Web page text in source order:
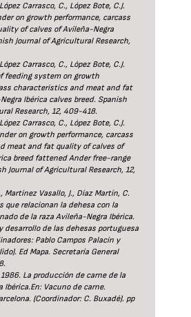
Carrasco, C., López Bote, C.J.
on growth performance, carcass
of calves of Avileña-Negra
Journal of Agricultural Research,
Carrasco, C., López Bote, C.J.
feeding system on growth
characteristics and meat and fat
Ibérica calves breed. Spanish
Research, 12, 409-418.
Carrasco, C., López Bote, C.J.
on growth performance, carcass
meat and fat quality of calves of
breed fattened Ander free-range
Journal of Agricultural Research, 12,
Martínez Vasallo, J., Díaz Martín, C.
que relacionan la dehesa con la
de la raza Avileña-Negra Ibérica.
desarrollo de las dehesas portuguesa
Pablo Campos Palacín y
Ed Mapa. Secretaría General
La producción de carne de la
Ibérica.En: Vacuno de carne.
(Coordinador: C. Buxadé). pp